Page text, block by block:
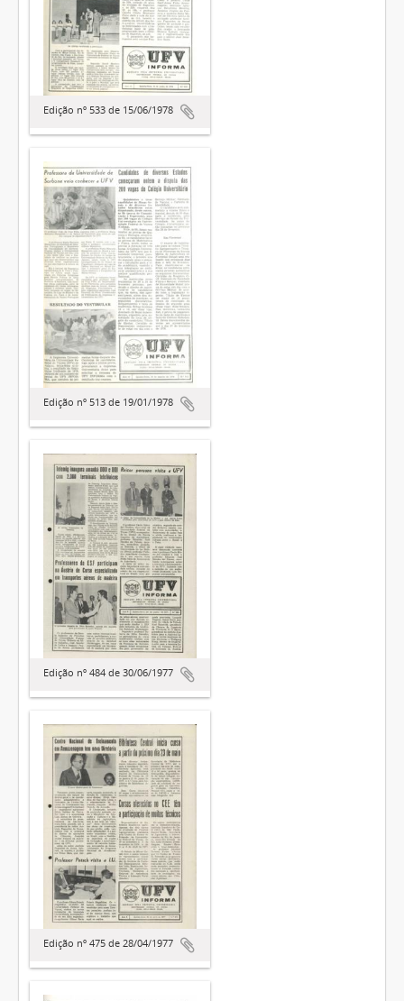
Edição nº 533 de 15/06/1978
Edição nº 513 de 19/01/1978
Edição nº 484 de 30/06/1977
Edição nº 475 de 28/04/1977